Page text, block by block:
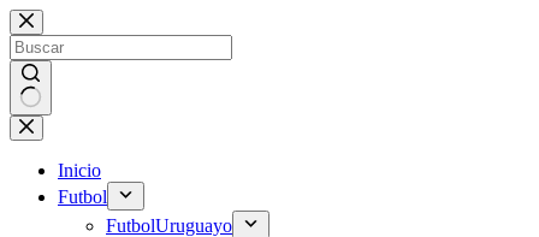
Saltar
al
contenido
Sin
resultados
Inicio
Futbol
FutbolUruguayo